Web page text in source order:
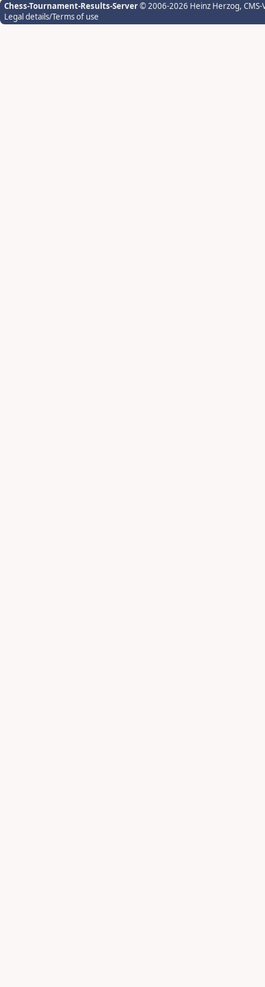
Chess-Tournament-Results-Server© 2006-2026 Heinz Herzog,
Legal details/Terms of use